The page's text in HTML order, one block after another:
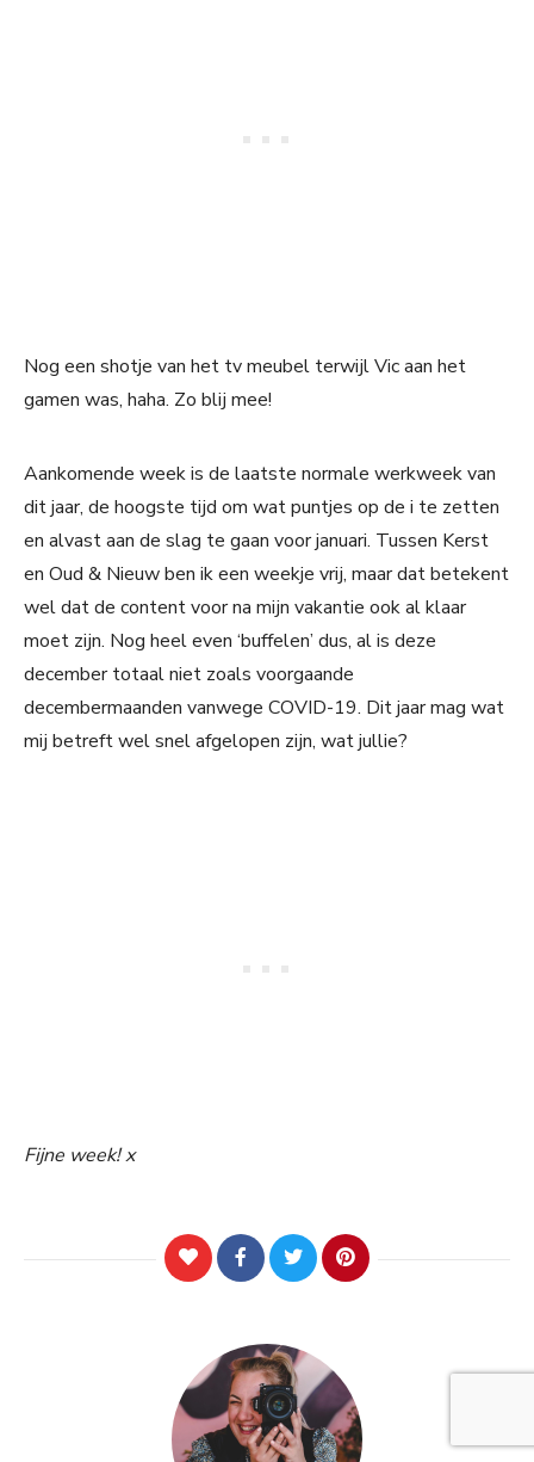
Nog een shotje van het tv meubel terwijl Vic aan het
gamen was, haha. Zo blij mee!
Aankomende week is de laatste normale werkweek van
dit jaar, de hoogste tijd om wat puntjes op de i te zetten
en alvast aan de slag te gaan voor januari. Tussen Kerst
en Oud & Nieuw ben ik een weekje vrij, maar dat betekent
wel dat de content voor na mijn vakantie ook al klaar
moet zijn. Nog heel even ‘buffelen’ dus, al is deze
december totaal niet zoals voorgaande
decembermaanden vanwege COVID-19. Dit jaar mag wat
mij betreft wel snel afgelopen zijn, wat jullie?
Fijne week! x